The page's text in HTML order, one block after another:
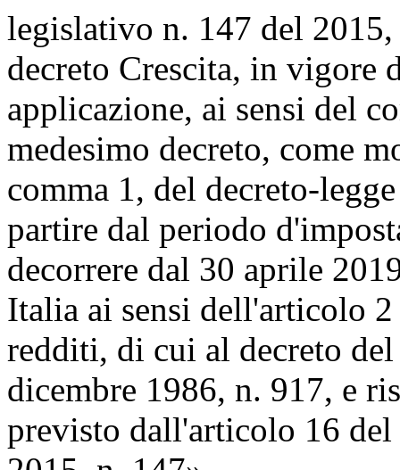
legislativo n. 147 del
decreto Crescita, in vigore
applicazione, ai sensi del
medesimo decreto, come
comma 1, del decreto-
partire dal periodo
decorrere dal 30 aprile
Italia ai sensi dell'articolo
redditi, di cui al decreto
dicembre 1986, n. 917, e
previsto dall'articolo 16